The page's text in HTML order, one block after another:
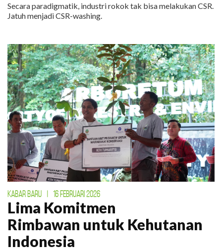
Secara paradigmatik, industri rokok tak bisa melakukan CSR.
Jatuh menjadi CSR-washing.
KABAR BARU 16 FEBRUARI 2026
Lima Komitmen
Rimbawan untuk Kehutanan
Indonesia